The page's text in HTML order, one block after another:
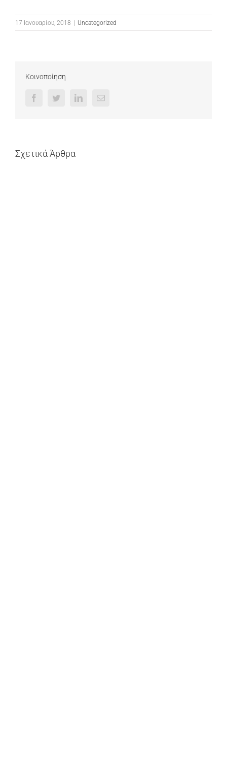
17 Ιανουαρίου, 2018 Uncategorized
Κοινοποίηση
FacebookTwitterLinkedInEmail
Σχετικά Άρθρα